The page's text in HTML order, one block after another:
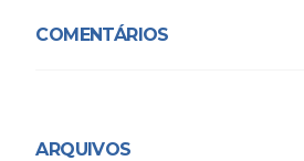
COMENTÁRIOS
ARQUIVOS